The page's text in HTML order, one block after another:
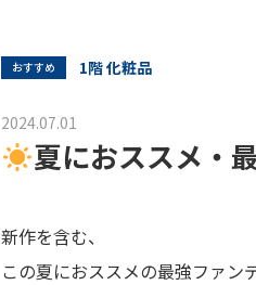
おすすめ 1階 化粧品
2024.07.01
夏におススメ・
新作を含む、
この夏におススメの最強ファ